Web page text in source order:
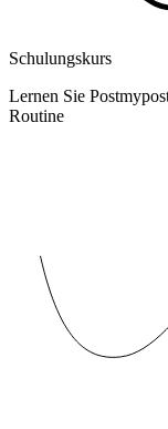
Schulungskurs
Lernen Sie
Routine